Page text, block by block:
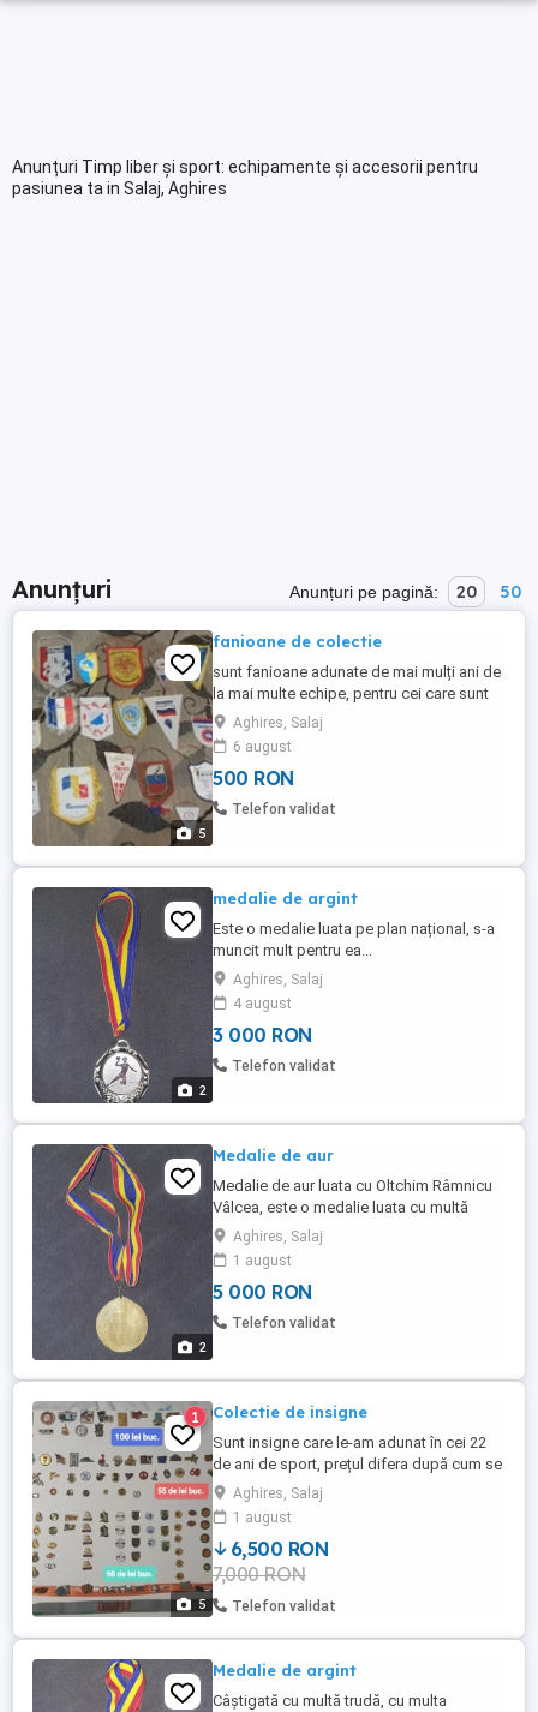
Anunțuri Timp liber și sport: echipamente și accesorii pentru
pasiunea ta in Salaj, Aghires
Anunțuri Anunțuri pe pagină: 20 50
5
fanioane de colectie
sunt fanioane adunate de mai mulți ani de
la mai multe echipe, pentru cei care sunt
colecționari le recomand cu drag....
Aghires, Salaj
6 august
500 RON
Telefon validat
2
medalie de argint
Este o medalie luata pe plan național, s-a
muncit mult pentru ea...
Aghires, Salaj
4 august
3 000 RON
Telefon validat
2
Medalie de aur
Medalie de aur luata cu Oltchim Râmnicu
Vâlcea, este o medalie luata cu multă
trudă și prin multă muncă. Handbal..
Aghires, Salaj
1 august
5 000 RON
Telefon validat
5
1 Colectie de insigne
Sunt insigne care le-am adunat în cei 22
de ani de sport, prețul difera după cum se
pot vedea în imaginea de mai sus, pentru
că sunt și de la olimpiada...prețul e de 100
de lei pe bucata cele de la olimpiada, apoi
cele de la mijloc sunt de 55 de lei per
bucata, apoi cele de jos sunt la 50 de lei
bucata. ...
Aghires, Salaj
1 august
6,500 RON
7,000 RON
Telefon validat
Medalie de argint
Câștigată cu multă trudă, cu multa